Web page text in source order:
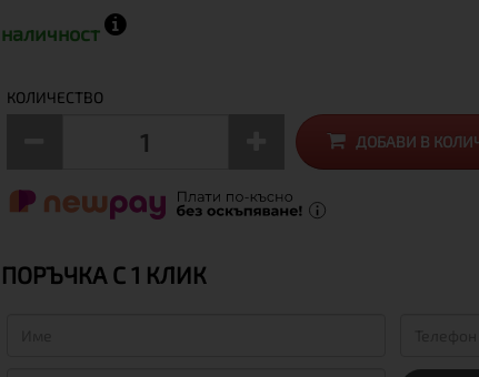
КОЛИЧЕСТВО
ДОБАВИ В
ПОРЪЧКА С 1 КЛИК